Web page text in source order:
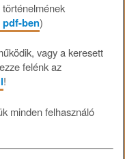
ben)
vagy a keresett
felénk az
!
minden felhasználó